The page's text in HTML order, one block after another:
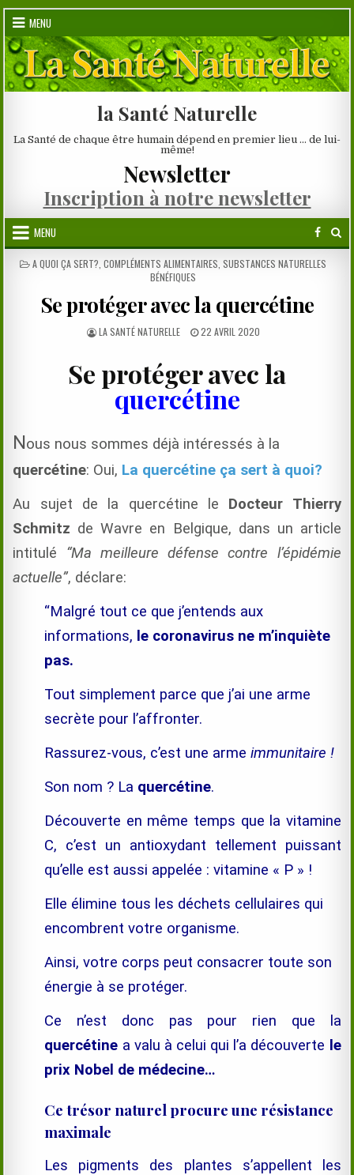
Skip
content
MENU
la Santé Naturelle
La Santé de chaque être humain dépend en premier lieu … de lui-
même!
Newsletter
Inscription à notre newsletter
MENU
POSTED
A QUOI ÇA SERT? COMPLÉMENTS ALIMENTAIRES SUBSTANCES NATURELLES
BÉNÉFIQUES
Se protéger avec la quercétine
AUTHOR:
LA SANTÉ NATURELLE
PUBLISHED
22 AVRIL 2020
Se protéger avec la
quercétine
Nous nous sommes déjà intéressés à la
quercétine: Oui, La quercétine ça sert à quoi?
Au sujet de la quercétine le Docteur Thierry
Schmitz de Wavre en Belgique, dans un article
intitulé “Ma meilleure défense contre l’épidémie
actuelle”, déclare:
“Malgré tout ce que j’entends aux
informations, le coronavirus ne m’inquiète
pas.
Tout simplement parce que j’ai une arme
secrète pour l’affronter.
Rassurez-vous, c’est une armeimmunitaire !
Son nom ? La quercétine.
Découverte en même temps que la vitamine
C, c’est un antioxydant tellement puissant
qu’elle est aussi appelée : vitamine « P » !
Elle élimine tous les déchets cellulaires qui
encombrent votre organisme.
Ainsi, votre corps peut consacrer toute son
énergie à se protéger.
Ce n’est donc pas pour rien que la
quercétine a valu à celui qui l’a découverte le
prix Nobel de médecine…
Ce trésor naturel procure une résistance
maximale
Les pigments des plantes s’appellent les